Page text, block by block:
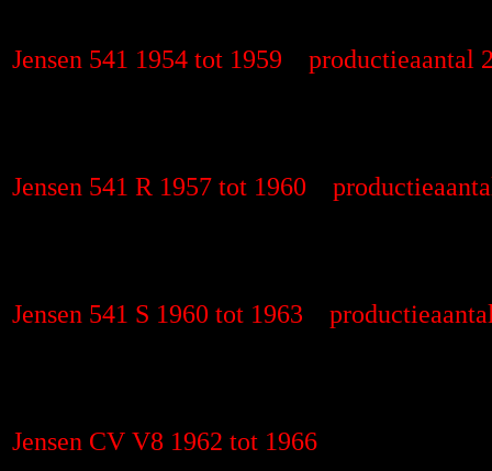
Jensen 541 1954 tot 1959 productieaantal
Jensen 541 R 1957 tot 1960
Jensen 541 S 1960 tot 1963
Jensen CV V8 1962 tot 1966